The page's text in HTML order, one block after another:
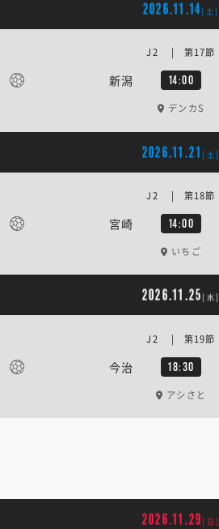
2026.11.14 [土]
新潟 14:00
J2 | 第17節
デンカS
2026.11.21 [土]
宮崎 14:00
J2 | 第18節
いちご
2026.11.25 [水]
今治 18:30
J2 | 第19節
アシさと
2026.11.29 [日]